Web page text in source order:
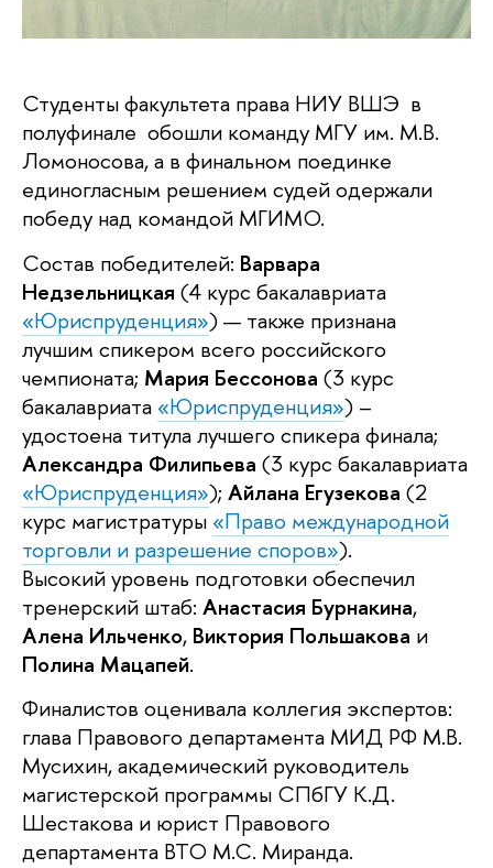
Студенты факультета права НИУ ВШЭ в
полуфинале обошли команду МГУ им. М.В.
Ломоносова, а в финальном поединке
единогласным решением судей одержали
победу над командой МГИМО.
Состав победителей: Варвара
Недзельницкая (4 курс бакалавриата
«Юриспруденция») — также признана
лучшим спикером всего российского
чемпионата; Мария Бессонова (3 курс
бакалавриата «Юриспруденция») –
удостоена титула лучшего спикера финала;
Александра Филипьева (3 курс бакалавриата
«Юриспруденция»); Айлана Егузекова (2
курс магистратуры «Право международной
торговли и разрешение споров»).
Высокий уровень подготовки обеспечил
тренерский штаб: Анастасия Бурнакина,
Алена Ильченко, Виктория Польшакова и
Полина Мацапей.
Финалистов оценивала коллегия экспертов:
глава Правового департамента МИД РФ М.В.
Мусихин, академический руководитель
магистерской программы СПбГУ К.Д.
Шестакова и юрист Правового
департамента ВТО М.С. Миранда.